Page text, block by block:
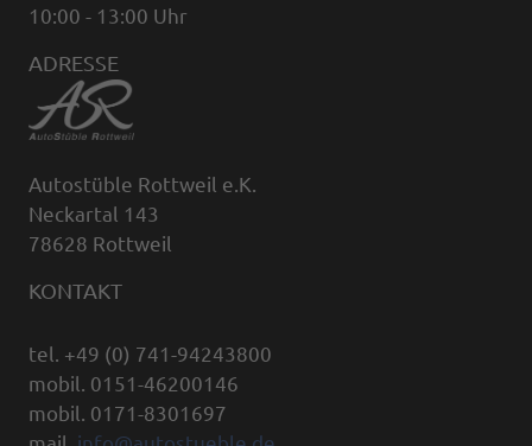
10:00 - 13:00 Uhr
ADRESSE
Autostüble Rottweil e.K.
Neckartal 143
78628 Rottweil
KONTAKT
tel. +49 (0) 741-94243800
mobil. 0151-46200146
mobil. 0171-8301697